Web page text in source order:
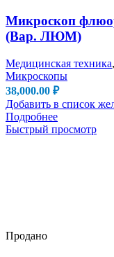
Продано
Микроскоп
(Вар. ЛЮМ)
Медицинская техника,
Микроскопы
38,000.00 ₽
Добавить в список
Подробнее
Быстрый просмотр